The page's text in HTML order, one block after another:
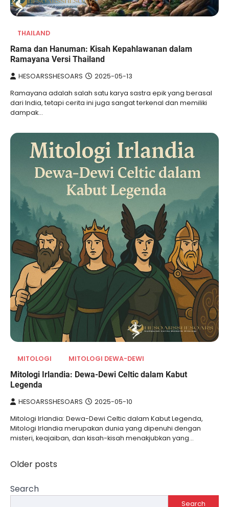
THAILAND
Rama dan Hanuman: Kisah Kepahlawanan dalam
Ramayana Versi Thailand
HESOARSSHESOARS 2025-05-13
Ramayana adalah salah satu karya sastra epik yang berasal
dari India, tetapi cerita ini juga sangat terkenal dan memiliki
dampak…
MITOLOGI MITOLOGI DEWA-DEWI
Mitologi Irlandia: Dewa-Dewi Celtic dalam Kabut
Legenda
HESOARSSHESOARS 2025-05-10
Mitologi Irlandia: Dewa-Dewi Celtic dalam Kabut Legenda,
Mitologi Irlandia merupakan dunia yang dipenuhi dengan
misteri, keajaiban, dan kisah-kisah menakjubkan yang…
Posts
Older posts
Search
Search